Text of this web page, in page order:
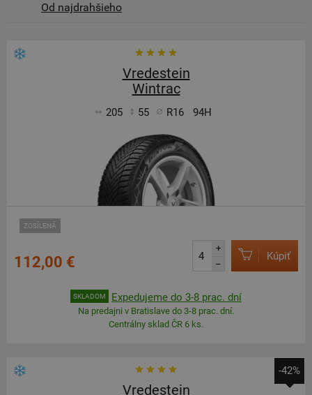
Od najdrahšieho
Vredestein
Wintrac
205 55 R16 94H
ZOSÍLENÁ
112,00 €
+
–
Kúpiť
SKLADOM Expedujeme do 3-8 prac. dní
Na predajni v Bratislave do 3-8 prac. dní.
Centrálny sklad ČR 6 ks.
-42%
Vredestein